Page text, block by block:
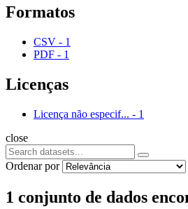
Formatos
CSV - 1
PDF - 1
Licenças
Licença não especif... - 1
close
Ordenar por
1 conjunto de dados